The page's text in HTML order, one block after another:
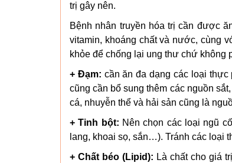
trị gây nên.
Bệnh nhân truyền hóa trị cần được
vitamin, khoáng chất và nước, cùng
khỏe để chống lại ung thư chứ không
+ Đạm: cần ăn đa dạng các loại
cũng cần bổ sung thêm các nguồn
cá, nhuyễn thể và hải sản cũng là
+ Tinh bột: Nên chọn các loại ngũ
lang, khoai sọ, sắn…). Tránh các loại
+ Chất béo (Lipid): Là chất cho giá